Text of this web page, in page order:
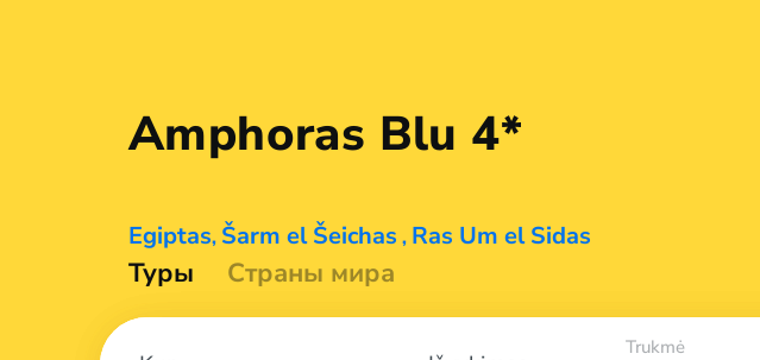
Amphoras Blu 4*
Egiptas, Šarm el Šeichas , Ras Um el Sidas
Туры Страны мира
Trukmė